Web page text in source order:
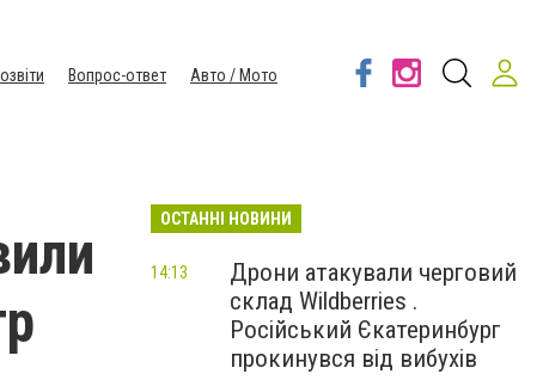
Вопрос-ответ
Авто / Мото
ОСТАННІ НОВИНИ
Дрони атакували черговий
склад Wildberries .
Російський Єкатеринбург
прокинувся від вибухів
14:13